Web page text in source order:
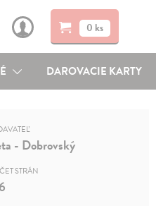
0 ks
DAROVACIE KARTY
- Dobrovský
STRÁN